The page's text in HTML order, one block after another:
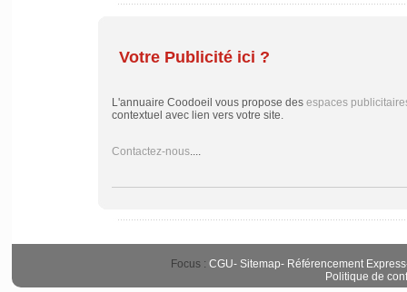
Votre Publicité ici ?
L'annuaire Coodoeil vous propose des espaces
contextuel avec lien vers votre site.
Contactez-nous....
Focus : CGU- Sitemap- Référencement Express
Politique de